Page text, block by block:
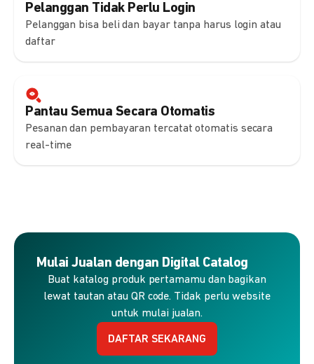
Pelanggan Tidak Perlu Login
Pelanggan bisa beli dan bayar tanpa harus login atau
daftar
Pantau Semua Secara Otomatis
Pesanan dan pembayaran tercatat otomatis secara
real-time
Mulai Jualan dengan Digital Catalog
Buat katalog produk pertamamu dan bagikan
lewat tautan atau QR code. Tidak perlu website
untuk mulai jualan.
DAFTAR SEKARANG